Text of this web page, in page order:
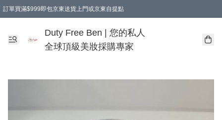
訂單買滿$999即包京東送貨上門或京東自提點
Duty Free Ben | 您的私人
全球頂級美妝採購專家